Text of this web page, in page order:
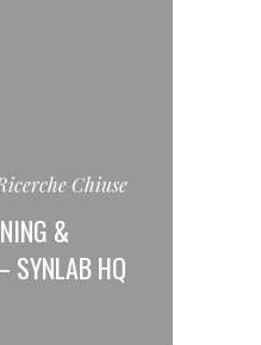
Chiuse
&
SYNLAB HQ